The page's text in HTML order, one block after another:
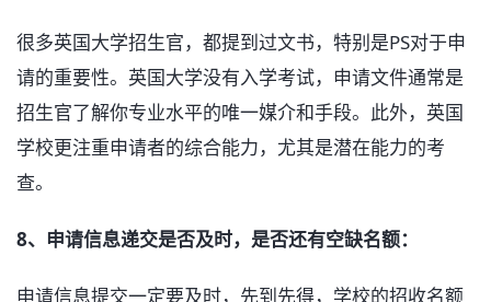
很多英国大学招生官，都提到过文书，特别是PS对于申
请的重要性。英国大学没有入学考试，申请文件通常是
招生官了解你专业水平的唯一媒介和手段。此外，英国
学校更注重申请者的综合能力，尤其是潜在能力的考
查。
8、申请信息递交是否及时，是否还有空缺名额：
申请信息提交一定要及时，先到先得，学校的招收名额